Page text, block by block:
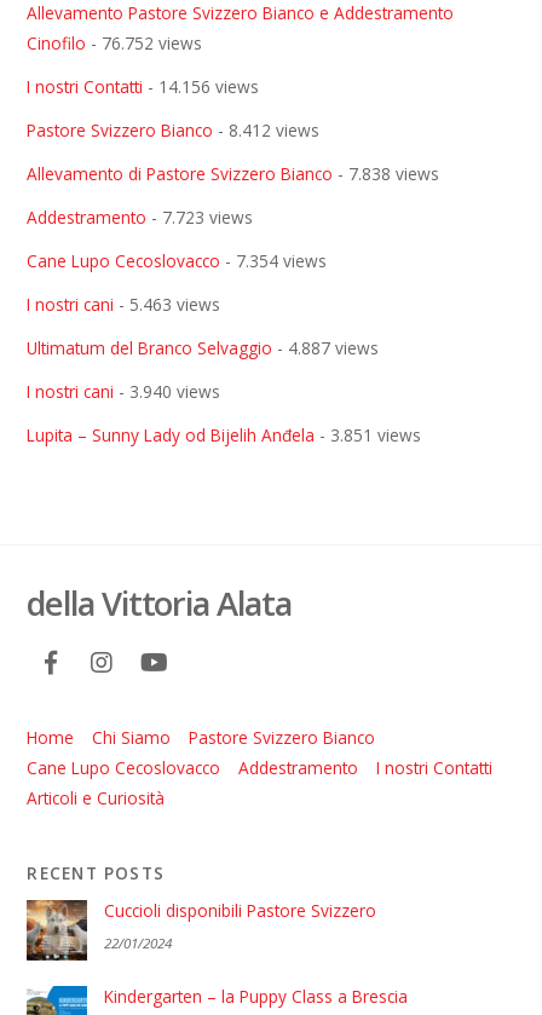
Allevamento Pastore Svizzero Bianco e Addestramento
Cinofilo - 76.752 views
I nostri Contatti - 14.156 views
Pastore Svizzero Bianco - 8.412 views
Allevamento di Pastore Svizzero Bianco - 7.838 views
Addestramento - 7.723 views
Cane Lupo Cecoslovacco - 7.354 views
I nostri cani - 5.463 views
Ultimatum del Branco Selvaggio - 4.887 views
I nostri cani - 3.940 views
Lupita – Sunny Lady od Bijelih Anđela - 3.851 views
della Vittoria Alata
Home Chi Siamo
Pastore Svizzero Bianco
Cane Lupo Cecoslovacco
Addestramento
I nostri Contatti
Articoli e Curiosità
RECENT POSTS
Cuccioli disponibili Pastore Svizzero
22/01/2024
Kindergarten – la Puppy Class a Brescia